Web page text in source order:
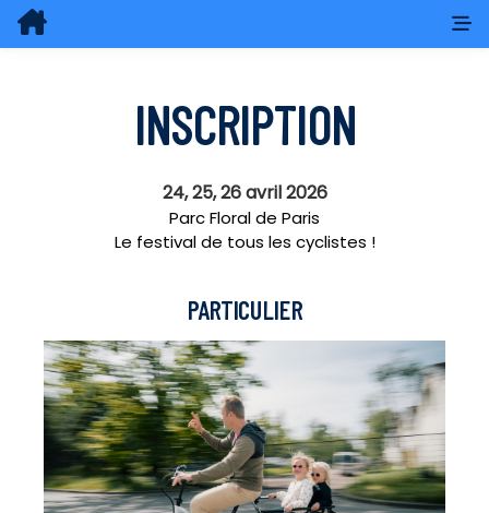
INSCRIPTION
24, 25, 26 avril 2026
Parc Floral de Paris
Le festival de tous les cyclistes !
PARTICULIER